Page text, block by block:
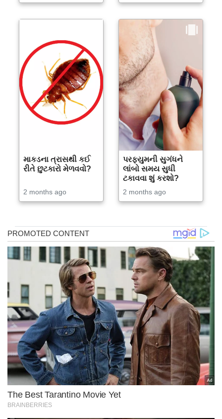
માકડના ત્રાસથી કઈ
રીતે છુટકારો મેળવવો?
2 months ago
પરફ્યુમની સુગંધને
લાંબો સમય સુધી
ટકાવવા શું કરશો?
2 months ago